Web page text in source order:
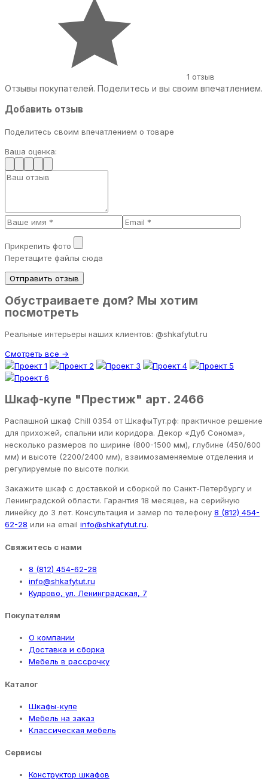
1 отзыв
Отзывы покупателей. Поделитесь и вы своим впечатлением.
Добавить отзыв
Поделитесь своим впечатлением о товаре
Ваша оценка:
Прикрепить фото
Перетащите файлы сюда
Отправить отзыв
Обустраиваете дом? Мы хотим
посмотреть
Реальные интерьеры наших клиентов: @shkafytut.ru
Смотреть все →
Шкаф-купе "Престиж" арт. 2466
Распашной шкаф Chill 0354 от ШкафыТут.рф: практичное решение
для прихожей, спальни или коридора. Декор «Дуб Сонома»,
несколько размеров по ширине (800-1500 мм), глубине (450/600
мм) и высоте (2200/2400 мм), взаимозаменяемые отделения и
регулируемые по высоте полки.
Закажите шкаф с доставкой и сборкой по Санкт-Петербургу и
Ленинградской области. Гарантия 18 месяцев, на серийную
линейку до 3 лет. Консультация и замер по телефону 8 (812) 454-
62-28 или на email info@shkafytut.ru.
Свяжитесь с нами
8 (812) 454-62-28
info@shkafytut.ru
Кудрово, ул. Ленинградская, 7
Покупателям
О компании
Доставка и сборка
Мебель в рассрочку
Каталог
Шкафы-купе
Мебель на заказ
Классическая мебель
Сервисы
Конструктор шкафов